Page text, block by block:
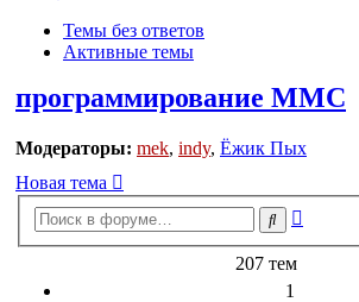
Темы без ответов
Активные темы
программирование MMC
Модераторы: mek, indy, Ёжик Пых
Новая тема
Поиск
207 тем
1